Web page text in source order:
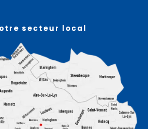
secteur local